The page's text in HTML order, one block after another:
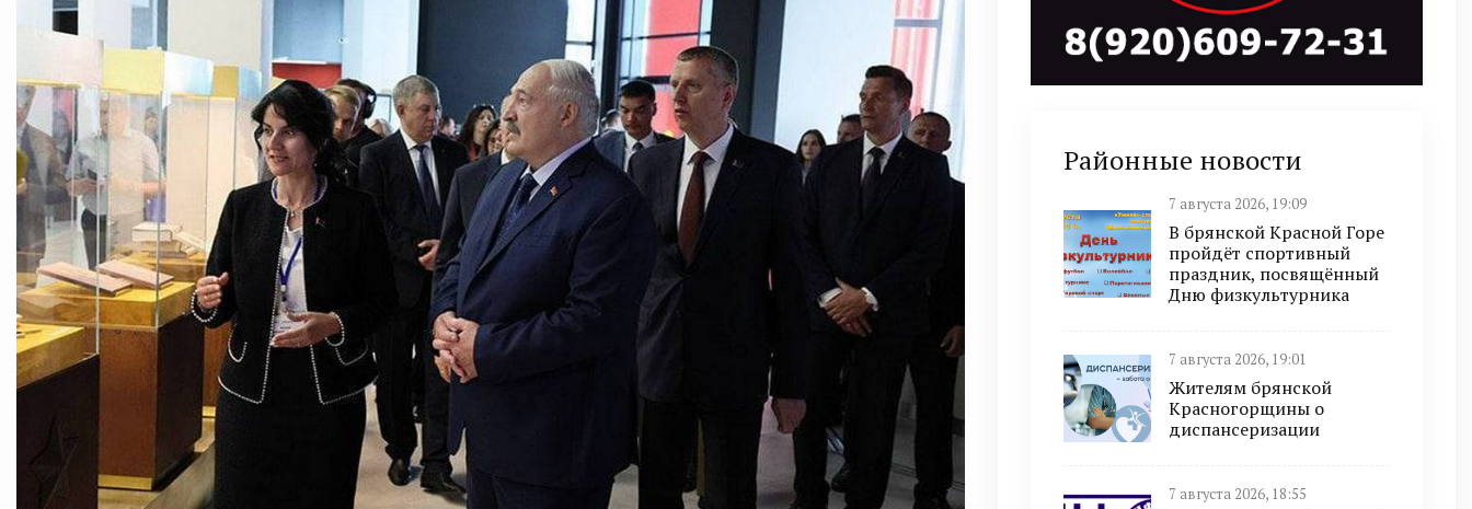
Районные новости
7 августа 2026, 19:09
В брянской Красной Горе
пройдёт спортивный
праздник, посвящённый
Дню физкультурника
7 августа 2026, 19:01
Жителям брянской
Красногорщины о
диспансеризации
7 августа 2026, 18:55